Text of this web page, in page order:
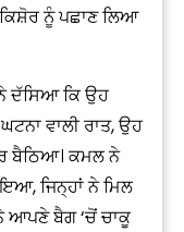
ਨੂੰ ਪਛਾਣ ਲਿਆ
ਦੱਸਿਆ ਕਿ ਉਹ
ਵਾਲੀ ਰਾਤ, ਉਹ
ਬੈਠਿਆ। ਕਮਲ ਨੇ
ਜਿਨ੍ਹਾਂ ਨੇ ਮਿਲ
ਬੈਗ ‘ਚੋਂ ਚਾਕੂ